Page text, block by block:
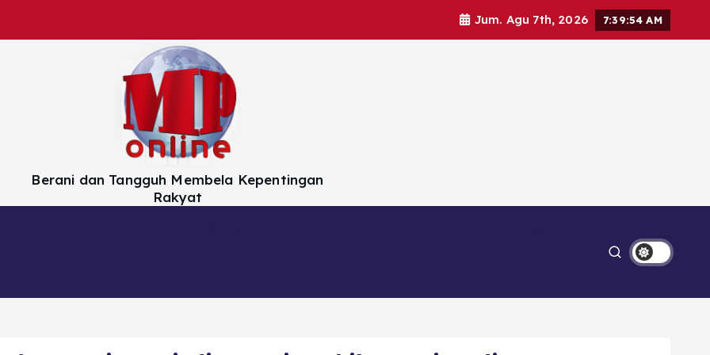
Jum. Agu 7th, 2026 7:39:55 AM
Berani dan Tangguh Membela Kepentingan
Rakyat